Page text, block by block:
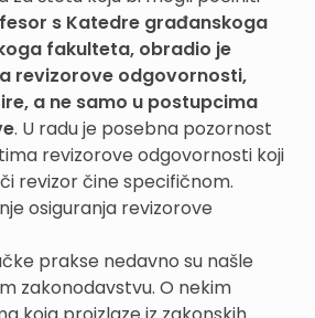
s Katedre građanskoga
fakulteta, obradio je
revizorove odgovornosti,
a ne samo u postupcima
. U radu je posebna pozornost
revizorove odgovornosti koji
revizor čine specifičnom.
osiguranja revizorove
prakse nedavno su našle
zakonodavstvu. O nekim